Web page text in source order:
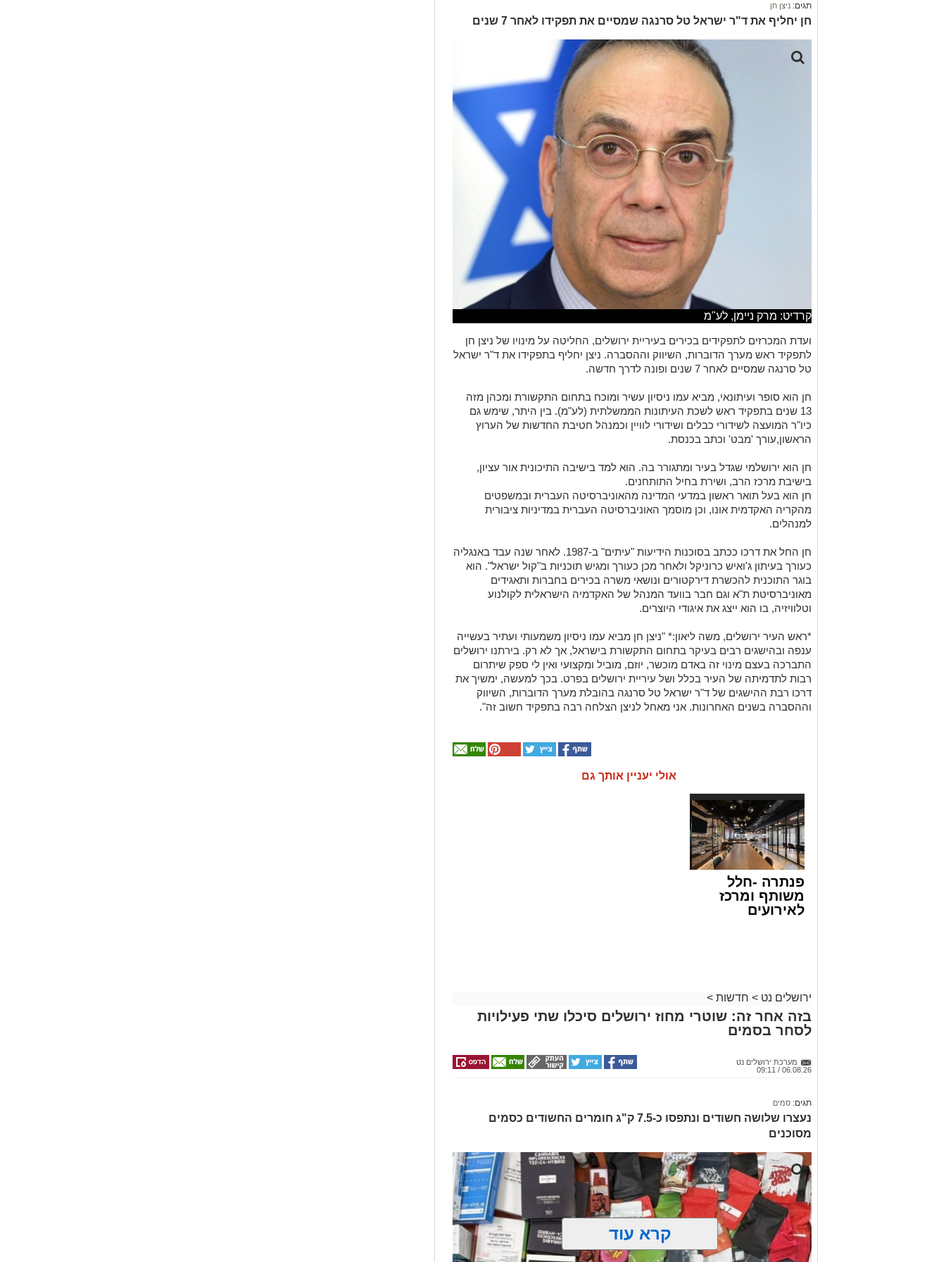
תגים: ניצן חן
חן יחליף את ד"ר ישראל טל סרנגה שמסיים את תפקידו לאחר 7 שנים
קרדיט: מרק ניימן, לע"מ
ועדת המכרזים לתפקידים בכירים בעיריית ירושלים, החליטה על מינויו של ניצן חן
לתפקיד ראש מערך הדוברות, השיווק וההסברה. ניצן יחליף בתפקידו את ד"ר ישראל
טל סרנגה שמסיים לאחר 7 שנים ופונה לדרך חדשה.
חן הוא סופר ועיתונאי, מביא עמו ניסיון עשיר ומוכח בתחום התקשורת ומכהן מזה
13 שנים בתפקיד ראש לשכת העיתונות הממשלתית (לע"מ). בין היתר, שימש גם
כיו"ר המועצה לשידורי כבלים ושידורי לוויין וכמנהל חטיבת החדשות של הערוץ
הראשון,עורך 'מבט' וכתב בכנסת.
חן הוא ירושלמי שגדל בעיר ומתגורר בה. הוא למד בישיבה התיכונית אור עציון,
בישיבת מרכז הרב, ושירת בחיל התותחנים.
חן הוא בעל תואר ראשון במדעי המדינה מהאוניברסיטה העברית ובמשפטים
מהקריה האקדמית אונו, וכן מוסמך האוניברסיטה העברית במדיניות ציבורית
למנהלים.
חן החל את דרכו ככתב בסוכנות הידיעות "עיתים" ב-1987. לאחר שנה עבד באנגליה
כעורך בעיתון ג'ואיש כרוניקל ולאחר מכן כעורך ומגיש תוכניות ב"קול ישראל". הוא
בוגר התוכנית להכשרת דירקטורים ונושאי משרה בכירים בחברות ותאגידים
מאוניברסיטת ת"א וגם חבר בוועד המנהל של האקדמיה הישראלית לקולנוע
וטלוויזיה, בו הוא ייצג את איגודי היוצרים.
*ראש העיר ירושלים, משה ליאון:* "ניצן חן מביא עמו ניסיון משמעותי ועתיר בעשייה
ענפה ובהישגים רבים בעיקר בתחום התקשורת בישראל, אך לא רק. בירתנו ירושלים
התברכה בעצם מינוי זה באדם מוכשר, יוזם, מוביל ומקצועי ואין לי ספק שיתרום
רבות לתדמיתה של העיר בכלל ושל עיריית ירושלים בפרט. בכך למעשה, ימשיך את
דרכו רבת ההישגים של ד"ר ישראל טל סרנגה בהובלת מערך הדוברות, השיווק
וההסברה בשנים האחרונות. אני מאחל לניצן הצלחה רבה בתפקיד חשוב זה".
אולי יעניין אותך גם
פנתרה -חלל
משותף ומרכז
לאירועים
ירושלים נט > חדשות >
בזה אחר זה: שוטרי מחוז ירושלים סיכלו שתי פעילויות
לסחר בסמים
מערכת ירושלים נט
06.08.26 / 09:11
תגים: סמים
נעצרו שלושה חשודים ונתפסו כ-7.5 ק"ג חומרים החשודים כסמים
מסוכנים
קרא עוד